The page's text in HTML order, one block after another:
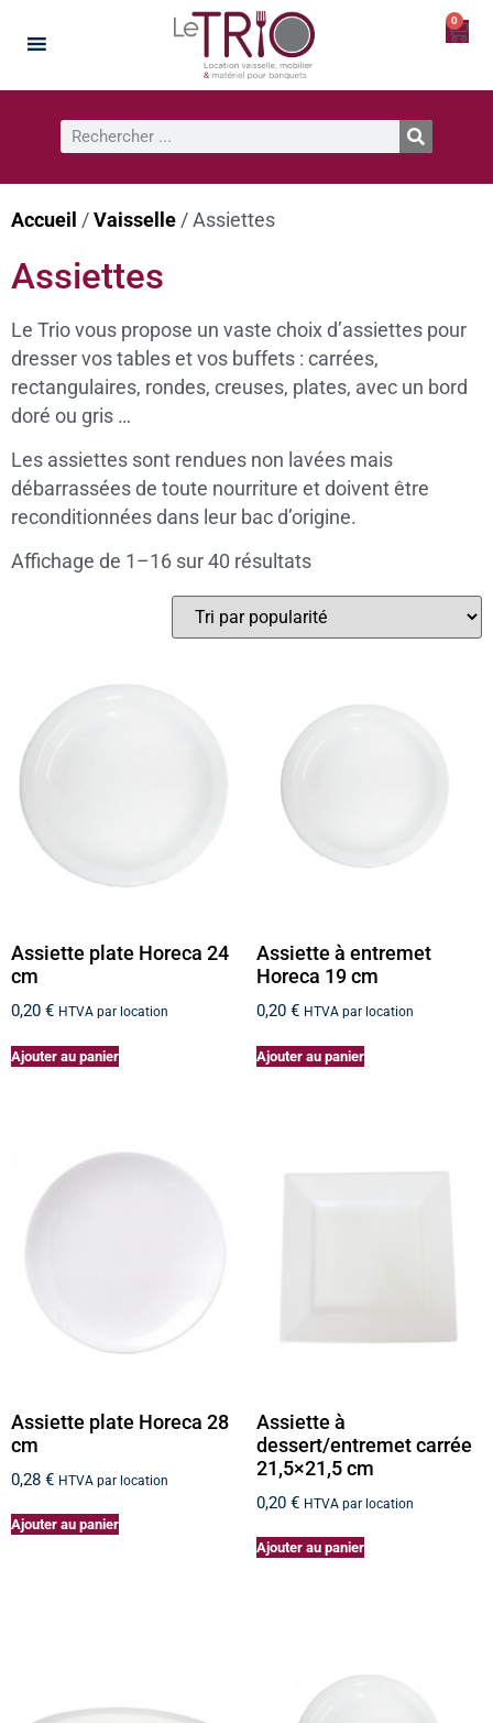
0
Accueil / Vaisselle / Assiettes
Assiettes
Le Trio vous propose un vaste choix d’assiettes pour
dresser vos tables et vos buffets : carrées,
rectangulaires, rondes, creuses, plates, avec un bord
doré ou gris …
Les assiettes sont rendues non lavées mais
débarrassées de toute nourriture et doivent être
reconditionnées dans leur bac d’origine.
Affichage de 1–16 sur 40 résultats
Assiette plate Horeca 24
cm
0,20 € HTVA par location
Ajouter au panier
Assiette à entremet
Horeca 19 cm
0,20 € HTVA par location
Ajouter au panier
Assiette plate Horeca 28
cm
0,28 € HTVA par location
Ajouter au panier
Assiette à
dessert/entremet carrée
21,5×21,5 cm
0,20 € HTVA par location
Ajouter au panier